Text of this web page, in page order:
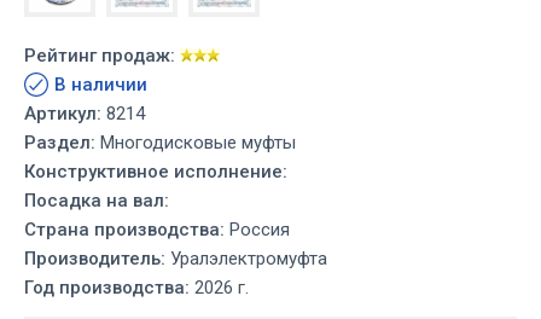
Рейтинг продаж:
В наличии
Артикул: 8214
Раздел: Многодисковые муфты
Конструктивное исполнение:
Посадка на вал:
Страна производства: Россия
Производитель: Уралэлектромуфта
Год производства: 2026 г.